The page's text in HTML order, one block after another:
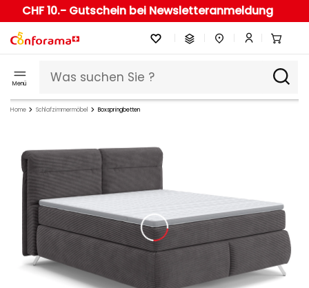
CHF 10.- Gutschein bei Newsletteranmeldung
Menü
Home Schlafzimmermöbel Boxspringbetten